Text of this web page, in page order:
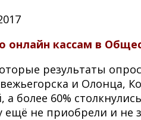
онлайн кассам в
результаты
и Олонца,
более 60%
не приобрели и не